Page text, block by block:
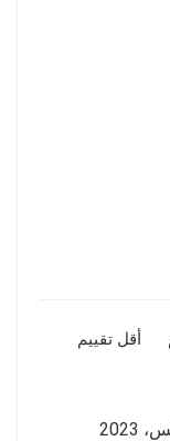
أقل تقييم